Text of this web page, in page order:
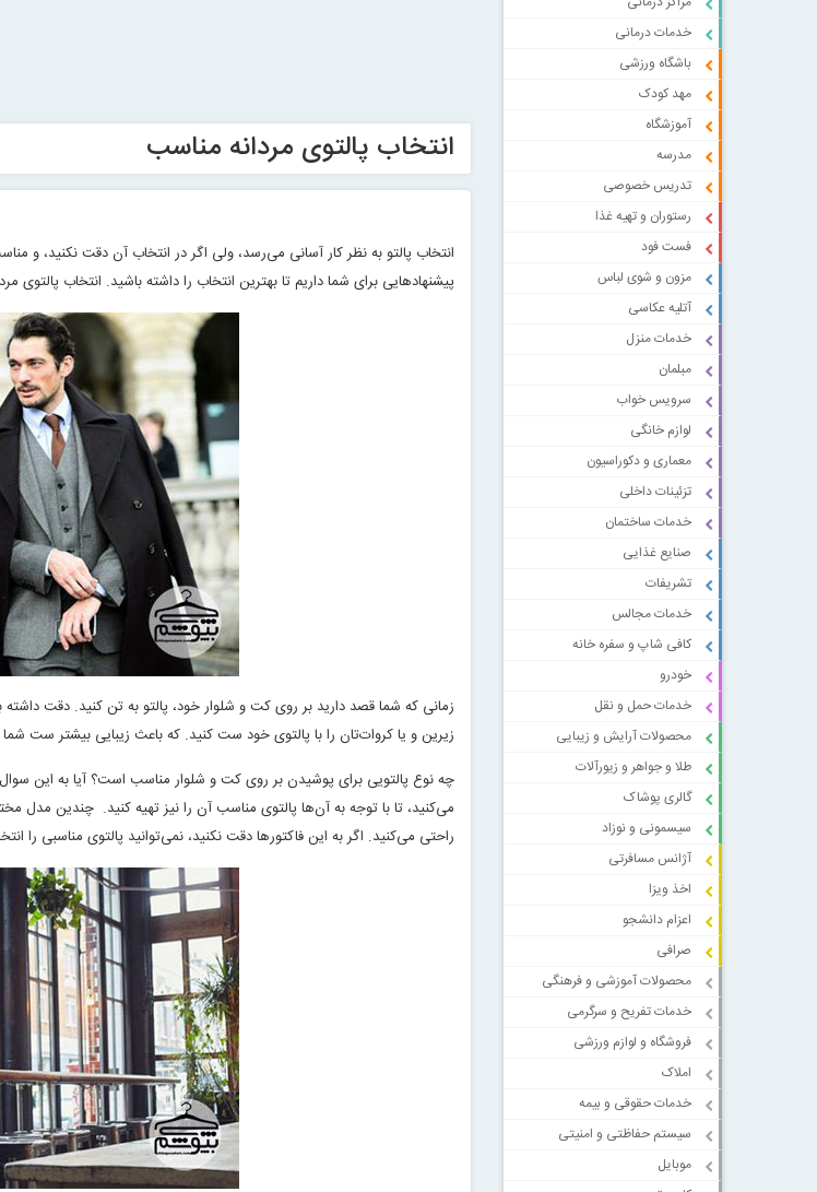
خدمات درمانی
باشگاه ورزشی
مهد کودک
آموزشگاه
مدرسه
تدریس خصوصی
رستوران و تهیه غذا
فست فود
مزون و شوی لباس
آتلیه عکاسی
خدمات منزل
مبلمان
سرویس خواب
لوازم خانگی
معماری و دکوراسیون
تزئینات داخلی
خدمات ساختمان
صنایع غذایی
تشریفات
خدمات مجالس
کافی شاپ و سفره خانه
خودرو
خدمات حمل و نقل
محصولات آرایش و زیبایی
طلا و جواهر و زیورآلات
گالری پوشاک
سیسمونی و نوزاد
آژانس مسافرتی
اخذ ویزا
اعزام دانشجو
صرافی
محصولات آموزشی و فرهنگی
خدمات تفریح و سرگرمی
فروشگاه و لوازم ورزشی
املاک
خدمات حقوقی و بیمه
سیستم حفاظتی و امنیتی
موبایل
انتخاب پالتوی مردانه مناسب
انتخاب پالتو به نظر کار آسانی می‌رسد، ولی اگر در انتخاب آن دقت نکنید، و
پیشنهادهایی برای شما داریم تا بهترین انتخاب را داشته باشید. انتخاب
زمانی که شما قصد دارید بر روی کت و شلوار خود، پالتو به تن کنید. دقت
زیرین و یا کروات‌تان را با پالتوی خود ست کنید. که باعث زیبایی بیشتر ست
چه نوع پالتویی برای پوشیدن بر روی کت و شلوار مناسب است؟ آیا به این
می‌کنید، تا با توجه به آن‌ها پالتوی مناسب آن را نیز تهیه کنید. چندین مدل
راحتی می‌کنید. اگر به این فاکتورها دقت نکنید، نمی‌توانید پالتوی مناسبی را